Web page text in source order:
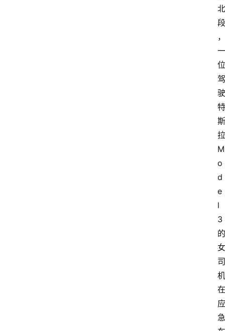
北
段
，
一
位
驾
驶
特
斯
拉
M
o
d
e
l
3
的
女
司
机
在
应
急